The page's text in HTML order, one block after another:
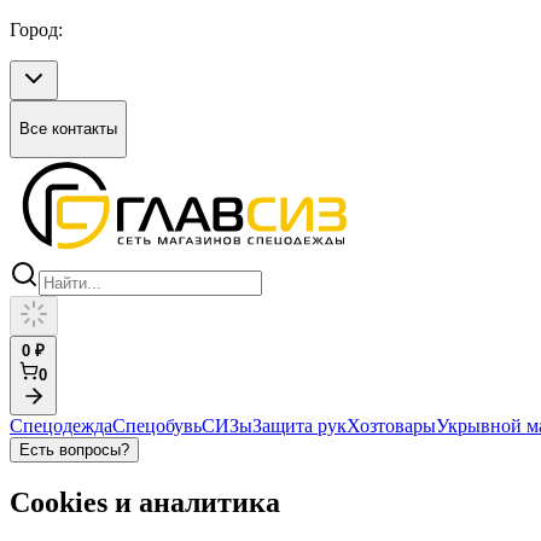
Город:
Все контакты
0 ₽
0
СпецодеждаСпецобувьСИЗыЗащита рукХозтоварыУкрывной
Есть вопросы?
Cookies и аналитика